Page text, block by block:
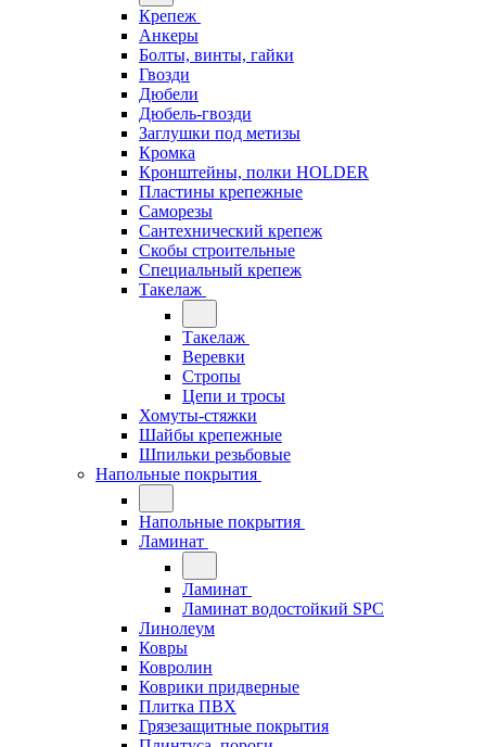
Крепеж
Анкеры
Болты, винты, гайки
Гвозди
Дюбели
Дюбель-гвозди
Заглушки под метизы
Кромка
Кронштейны, полки НОLDER
Пластины крепежные
Саморезы
Сантехнический крепеж
Скобы строительные
Специальный крепеж
Такелаж
Такелаж
Веревки
Стропы
Цепи и тросы
Хомуты-стяжки
Шайбы крепежные
Шпильки резьбовые
Напольные покрытия
Напольные покрытия
Ламинат
Ламинат
Ламинат водостойкий SPC
Линолеум
Ковры
Ковролин
Коврики придверные
Плитка ПВХ
Грязезащитные покрытия